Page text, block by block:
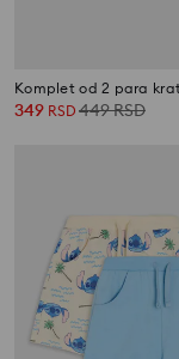
349 RSD 449RSD